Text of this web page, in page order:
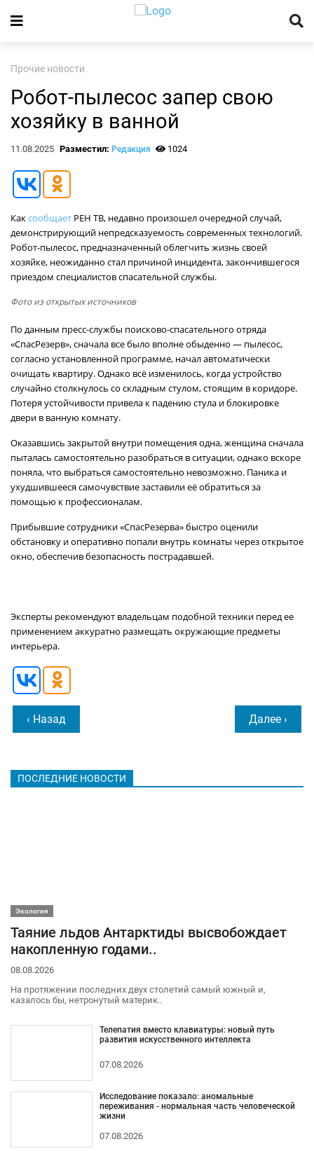
Прочие новости
Робот-пылесос запер свою
хозяйку в ванной
11.08.2025 Разместил: Редакция 1024
Каксообщает РЕН ТВ, недавно произошел очередной случай,
демонстрирующий непредсказуемость современных технологий.
Робот-пылесос, предназначенный облегчить жизнь своей
хозяйке, неожиданно стал причиной инцидента, закончившегося
приездом специалистов спасательной службы.
Фото из открытых источников
По данным пресс-службы поисково-спасательного отряда
«СпасРезерв», сначала все было вполне обыденно — пылесос,
согласно установленной программе, начал автоматически
очищать квартиру. Однако всё изменилось, когда устройство
случайно столкнулось со складным стулом, стоящим в коридоре.
Потеря устойчивости привела к падению стула и блокировке
двери в ванную комнату.
Оказавшись закрытой внутри помещения одна, женщина сначала
пыталась самостоятельно разобраться в ситуации, однако вскоре
поняла, что выбраться самостоятельно невозможно. Паника и
ухудшившееся самочувствие заставили её обратиться за
помощью к профессионалам.
Прибывшие сотрудники «СпасРезерва» быстро оценили
обстановку и оперативно попали внутрь комнаты через открытое
окно, обеспечив безопасность пострадавшей.
Эксперты рекомендуют владельцам подобной техники перед ее
применением аккуратно размещать окружающие предметы
интерьера.
‹ Назад Далее ›
ПОСЛЕДНИЕ НОВОСТИ
Экология
Таяние льдов Антарктиды высвобождает
накопленную годами..
08.08.2026
На протяжении последних двух столетий самый южный и,
казалось бы, нетронутый материк..
Телепатия вместо клавиатуры: новый путь
развития искусственного интеллекта
07.08.2026
Исследование показало: аномальные
переживания - нормальная часть человеческой
жизни
07.08.2026